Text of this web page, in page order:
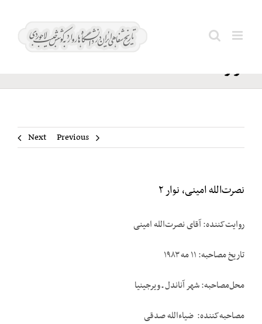
امینی،
نوار ۲
Previous
Next
نصرت‌الله امینی، نوار ۲
روایت‌کننده: آقای نصرت‌الله امینی
تاریخ مصاحبه: ۱۱ مه ۱۹۸۳
محل‌مصاحبه: شهر آناندل ـ ویرجینیا
مصاحبه‌کننده: ضیاءالله صدقی